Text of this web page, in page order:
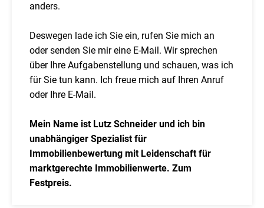
anders.
Deswegen lade ich Sie ein, rufen Sie mich an
oder senden Sie mir eine E-Mail. Wir sprechen
über Ihre Aufgabenstellung und schauen, was ich
für Sie tun kann. Ich freue mich auf Ihren Anruf
oder Ihre E-Mail.
Mein Name ist Lutz Schneider und ich bin
unabhängiger Spezialist für
Immobilienbewertung mit Leidenschaft für
marktgerechte Immobilienwerte. Zum
Festpreis.